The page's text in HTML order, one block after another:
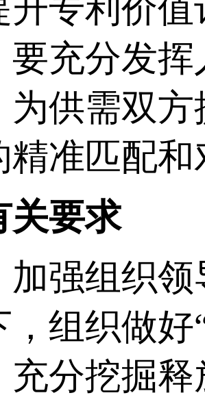
升专利价
要充分发
为供需双
精准匹配
关要求
加强组织
，组织做
充分挖掘